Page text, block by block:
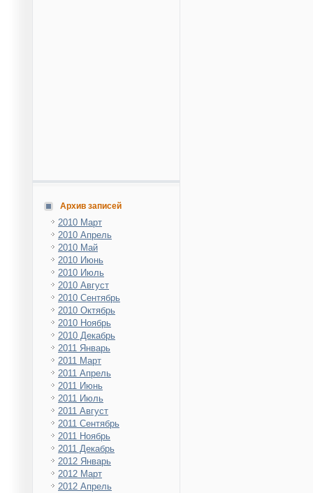
Архив записей
2010 Март
2010 Апрель
2010 Май
2010 Июнь
2010 Июль
2010 Август
2010 Сентябрь
2010 Октябрь
2010 Ноябрь
2010 Декабрь
2011 Январь
2011 Март
2011 Апрель
2011 Июнь
2011 Июль
2011 Август
2011 Сентябрь
2011 Ноябрь
2011 Декабрь
2012 Январь
2012 Март
2012 Апрель